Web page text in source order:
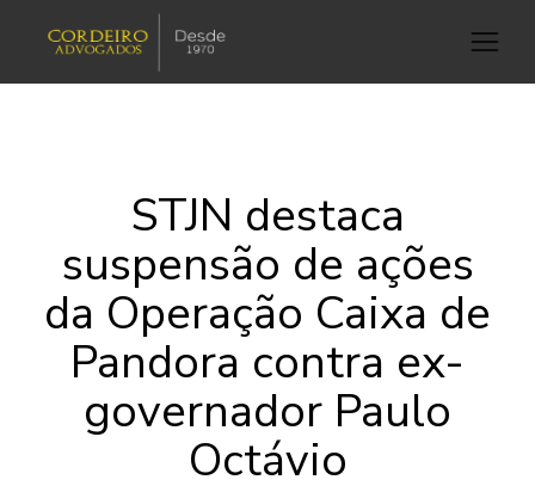
STJN destaca
suspensão de ações
da Operação Caixa de
Pandora contra ex-
governador Paulo
Octávio